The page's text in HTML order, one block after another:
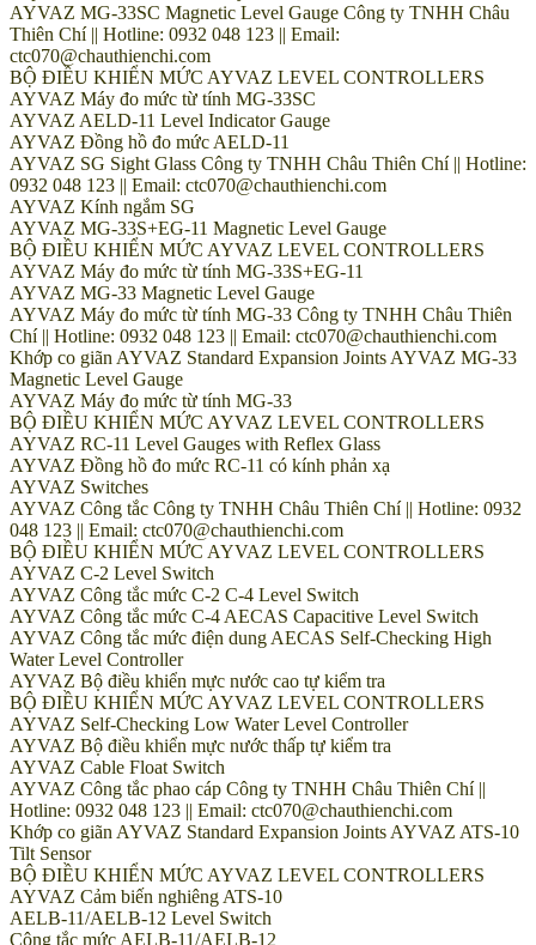
AYVAZ MG-33SC Magnetic Level Gauge Công ty TNHH Châu
Thiên Chí || Hotline: 0932 048 123 || Email:
ctc070@chauthienchi.com
BỘ ĐIỀU KHIỂN MỨC AYVAZ LEVEL CONTROLLERS
AYVAZ Máy đo mức từ tính MG-33SC
AYVAZ AELD-11 Level Indicator Gauge
AYVAZ Đồng hồ đo mức AELD-11
AYVAZ SG Sight Glass Công ty TNHH Châu Thiên Chí || Hotline:
0932 048 123 || Email: ctc070@chauthienchi.com
AYVAZ Kính ngắm SG
AYVAZ MG-33S+EG-11 Magnetic Level Gauge
BỘ ĐIỀU KHIỂN MỨC AYVAZ LEVEL CONTROLLERS
AYVAZ Máy đo mức từ tính MG-33S+EG-11
AYVAZ MG-33 Magnetic Level Gauge
AYVAZ Máy đo mức từ tính MG-33 Công ty TNHH Châu Thiên
Chí || Hotline: 0932 048 123 || Email: ctc070@chauthienchi.com
Khớp co giãn AYVAZ Standard Expansion Joints AYVAZ MG-33
Magnetic Level Gauge
AYVAZ Máy đo mức từ tính MG-33
BỘ ĐIỀU KHIỂN MỨC AYVAZ LEVEL CONTROLLERS
AYVAZ RC-11 Level Gauges with Reflex Glass
AYVAZ Đồng hồ đo mức RC-11 có kính phản xạ
AYVAZ Switches
AYVAZ Công tắc Công ty TNHH Châu Thiên Chí || Hotline: 0932
048 123 || Email: ctc070@chauthienchi.com
BỘ ĐIỀU KHIỂN MỨC AYVAZ LEVEL CONTROLLERS
AYVAZ C-2 Level Switch
AYVAZ Công tắc mức C-2 C-4 Level Switch
AYVAZ Công tắc mức C-4 AECAS Capacitive Level Switch
AYVAZ Công tắc mức điện dung AECAS Self-Checking High
Water Level Controller
AYVAZ Bộ điều khiển mực nước cao tự kiểm tra
BỘ ĐIỀU KHIỂN MỨC AYVAZ LEVEL CONTROLLERS
AYVAZ Self-Checking Low Water Level Controller
AYVAZ Bộ điều khiển mực nước thấp tự kiểm tra
AYVAZ Cable Float Switch
AYVAZ Công tắc phao cáp Công ty TNHH Châu Thiên Chí ||
Hotline: 0932 048 123 || Email: ctc070@chauthienchi.com
Khớp co giãn AYVAZ Standard Expansion Joints AYVAZ ATS-10
Tilt Sensor
BỘ ĐIỀU KHIỂN MỨC AYVAZ LEVEL CONTROLLERS
AYVAZ Cảm biến nghiêng ATS-10
AELB-11/AELB-12 Level Switch
Công tắc mức AELB-11/AELB-12